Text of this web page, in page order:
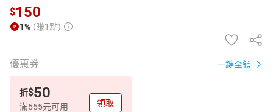
$150
1% (賺1點)
優惠券 一鍵全領
折$50
滿555元可用 領取